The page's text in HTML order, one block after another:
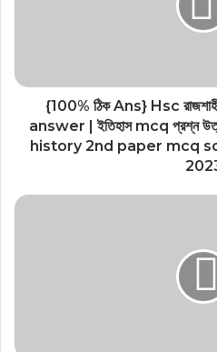
{100% ঠিক Ans} Hsc
answer | ইতিহাস mcq প্রশ্ন
history 2nd paper mcq